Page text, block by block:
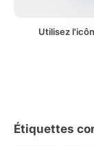
Utilisez
Étiquettes